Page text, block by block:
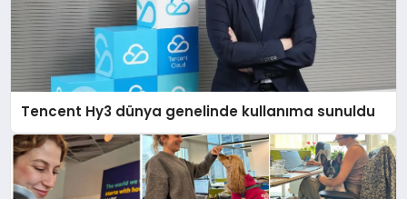
Tencent Hy3 dünya genelinde kullanıma sunuldu